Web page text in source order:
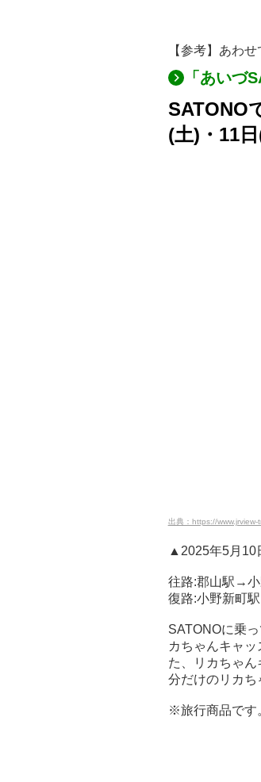
【参考】あわ
「あいづ
SATONO
(土)・11日
出典：https://
▲2025年5月10
往路:郡山駅→
復路:小野新町
SATONOに乗
カちゃんキャ
た、リカちゃ
分だけのリカち
※旅行商品です